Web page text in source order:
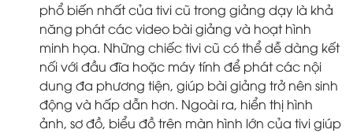
phổ biến nhất của tivi cũ trong giảng dạy là khả
năng phát các video bài giảng và hoạt hình
minh họa. Những chiếc tivi cũ có thể dễ dàng kết
nối với đầu đĩa hoặc máy tính để phát các nội
dung đa phương tiện, giúp bài giảng trở nên sinh
động và hấp dẫn hơn. Ngoài ra, hiển thị hình
ảnh, sơ đồ, biểu đồ trên màn hình lớn của tivi giúp